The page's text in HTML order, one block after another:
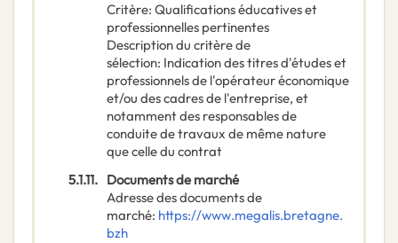
Critère: Qualifications éducatives et
professionnelles pertinentes
Description du critère de
sélection: Indication des titres d'études et
professionnels de l'opérateur économique
et/ou des cadres de l'entreprise, et
notamment des responsables de
conduite de travaux de même nature
que celle du contrat
5.1.11. Documents de marché
Adresse des documents de
marché: https://www.megalis.bretagne.
bzh